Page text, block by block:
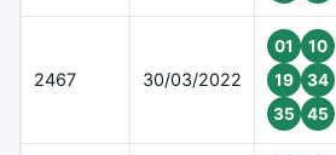
2467 30/03/2022
01
10
19
34
35
45